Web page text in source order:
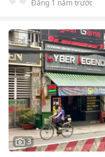
Đăng 1 năm trước
3